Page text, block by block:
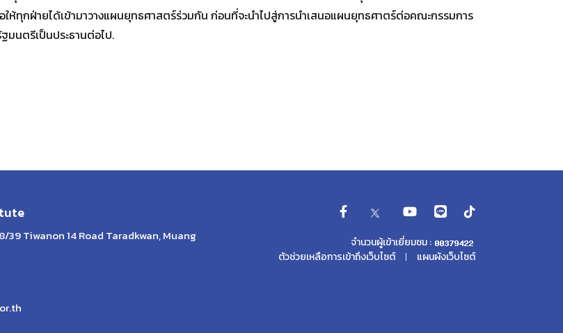
ห้ทุกฝ่ายได้เข้ามาวางแผนยุทธศาสตร์ร่วมกัน ก่อนที่จะนำไปสู่การนำเสนอแผนยุทธศาตร์ต่อคณะกรรมการ
นตรีเป็นประธานต่อไป.
Tiwanon 14 Road Taradkwan, Muang
จำนวนผู้เข้าเยี่ยมชม :
ตัวช่วยเหลือการเข้าถึงเว็บไซต์
แผนผังเว็บไซต์